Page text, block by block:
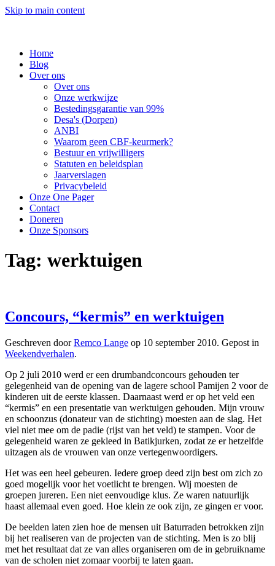
Skip to main content
Home
Blog
Over ons
Over ons
Onze werkwijze
Bestedingsgarantie van 99%
Desa's (Dorpen)
ANBI
Waarom geen CBF-keurmerk?
Bestuur en vrijwilligers
Statuten en beleidsplan
Jaarverslagen
Privacybeleid
Onze One Pager
Contact
Doneren
Onze Sponsors
Tag: werktuigen
Concours, “kermis” en werktuigen
Geschreven doorRemco Lange op 10 september 2010. Gepost in
Weekendverhalen.
Op 2 juli 2010 werd er een drumbandconcours gehouden ter
gelegenheid van de opening van de lagere school Pamijen 2 voor de
kinderen uit de eerste klassen. Daarnaast werd er op het veld een
“kermis” en een presentatie van werktuigen gehouden. Mijn vrouw
en schoonzus (donateur van de stichting) moesten aan de slag. Het
viel niet mee om de padie (rijst van het veld) te stampen. Voor de
gelegenheid waren ze gekleed in Batikjurken, zodat ze er hetzelfde
uitzagen als de vrouwen van onze vertegenwoordigers.
Het was een heel gebeuren. Iedere groep deed zijn best om zich zo
goed mogelijk voor het voetlicht te brengen. Wij moesten de
groepen jureren. Een niet eenvoudige klus. Ze waren natuurlijk
haast allemaal even goed. Hoe klein ze ook zijn, ze gingen er voor.
De beelden laten zien hoe de mensen uit Baturraden betrokken zijn
bij het realiseren van de projecten van de stichting. Men is zo blij
met het resultaat dat ze van alles organiseren om de in gebruikname
van de scholen niet zomaar voorbij te laten gaan.